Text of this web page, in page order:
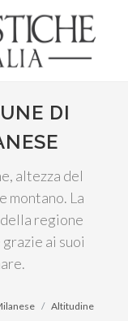
DI
altezza del
montano. La
regione
ai suoi
Altitudine